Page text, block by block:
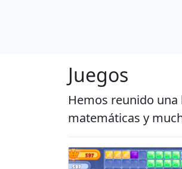
Juegos
Hemos reunido
matemáticas y